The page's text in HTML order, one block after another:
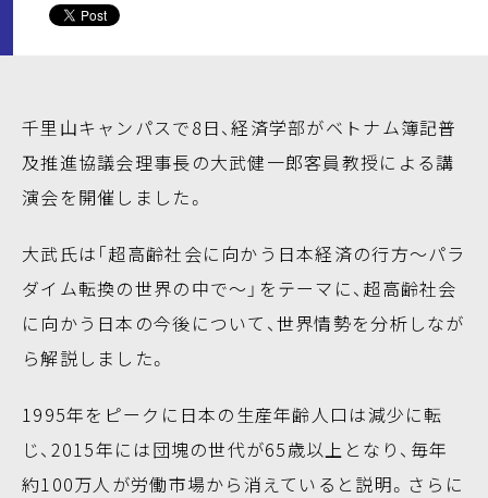
千里山キャンパスで8日、経済学部がベトナム簿記普
及推進協議会理事長の大武健一郎客員教授による講
演会を開催しました。
大武氏は「超高齢社会に向かう日本経済の行方～パラ
ダイム転換の世界の中で～」をテーマに、超高齢社会
に向かう日本の今後について、世界情勢を分析しなが
ら解説しました。
1995年をピークに日本の生産年齢人口は減少に転
じ、2015年には団塊の世代が65歳以上となり、毎年
約100万人が労働市場から消えていると説明。さらに